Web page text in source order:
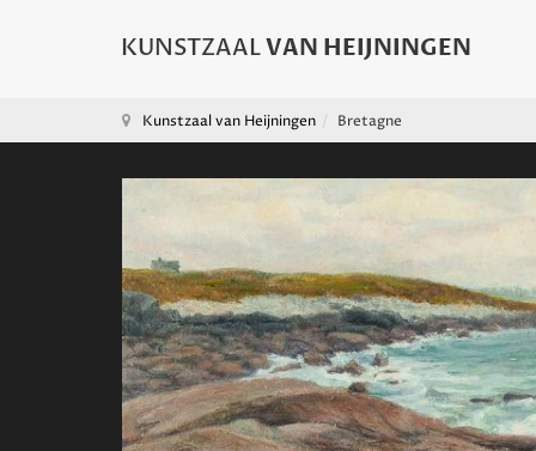
Kunstzaal van Heijningen Bretagne